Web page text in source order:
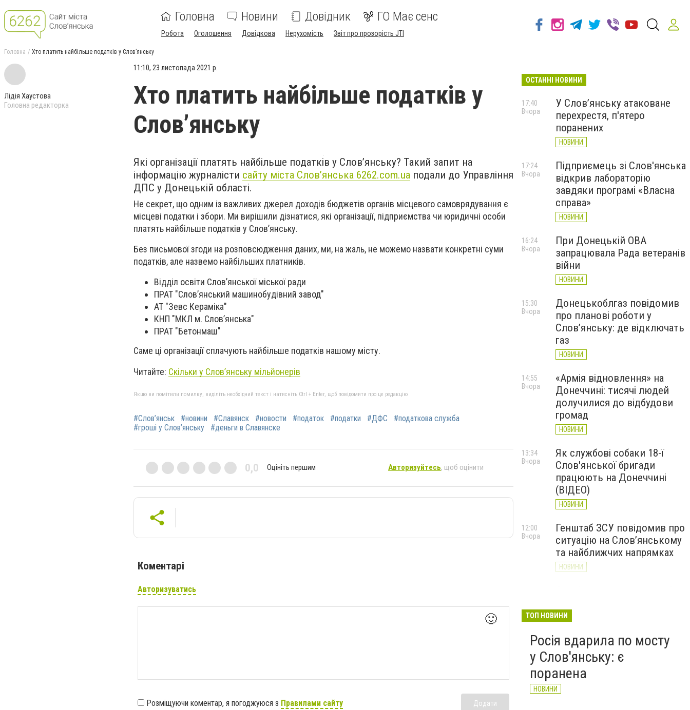
Головна Новини Довідник ГО Має сенс
Робота Оголошення Довідкова Нерухомість Звіт про прозорість JTI
Головна Хто платить найбільше податків у Слов’янську
Лідія Хаустова
Головна редакторка
11:10, 23 листопада 2021 р.
Хто платить найбільше податків у
Слов’янську
Які організації платять найбільше податків у Слов’янську? Такий запит на
інформацію журналісти сайту міста Слов’янська 6262.com.ua подали до Управління
ДПС у Донецькій області.
Не секрет, що одним із важливих джерел доходів бюджетів органів місцевого самоврядування є
місцеві податки і збори. Ми вирішили дізнатися, які організації, підприємства чи юридичні особи
платять найбільше податків у Слов’янську.
Без письмової згоди на розповсюдження даних, ми, на жаль, не можемо назвати конкретні суми
податків, але назвемо найбільших платників.
Відділ освіти Слов’янської міської ради
ПРАТ "Слов’янський машинобудівний завод"
АТ "Зевс Кераміка"
КНП "МКЛ м. Слов’янська"
ПРАТ "Бетонмаш"
Саме ці організації сплачують найбільше податків нашому місту.
Читайте: Скільки у Слов’янську мільйонерів
Якщо ви помітили помилку, виділіть необхідний текст і натисніть Ctrl + Enter, щоб повідомити про це редакцію
#Слов’янськ #новини #Славянск #новости #податок #податки #ДФС
#податкова служба
#гроші у Слов’янську
#деньги в Славянске
0,0 Оцініть першим Авторизуйтесь, щоб оцінити
Коментарі
Авторизуватись
🙂
Розміщуючи коментар, я погоджуюся з Правилами сайту Додати
ОСТАННІ НОВИНИ
У Слов’янську атаковане
перехрестя, п'ятеро
поранених
НОВИНИ
17:40
Вчора
Підприємець зі Слов'янська
відкрив лабораторію
завдяки програмі «Власна
справа»
НОВИНИ
17:24
Вчора
При Донецькій ОВА
запрацювала Рада ветеранів
війни
НОВИНИ
16:24
Вчора
Донецькоблгаз повідомив
про планові роботи у
Слов’янську: де відключать
газ
НОВИНИ
15:30
Вчора
«Армія відновлення» на
Донеччині: тисячі людей
долучилися до відбудови
громад
НОВИНИ
14:55
Вчора
Як службові собаки 18-ї
Слов'янської бригади
працюють на Донеччині
(ВІДЕО)
НОВИНИ
13:34
Вчора
Генштаб ЗСУ повідомив про
ситуацію на Слов’янському
та найближчих напрямках
НОВИНИ
12:00
Вчора
великої війни: 7 серпня
ТОП НОВИНИ
Росія вдарила по мосту
у Слов'янську: є
поранена
НОВИНИ